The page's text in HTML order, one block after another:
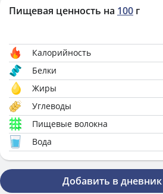
Пищевая ценность на 100 г
Калорийность
Белки
Жиры
Углеводы
Пищевые волокна
Вода
Добавить в